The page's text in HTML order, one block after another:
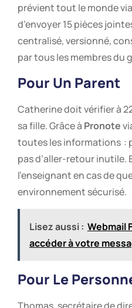
prévient tout le monde via
d’envoyer 15 pièces
centralisé, versionné,
par tous les membres du
Pour Un Parent
Catherine doit vérifier à
sa fille. Grâce à Pronote
toutes les informations :
pas d’aller-retour inutile.
l’enseignant en cas de
environnement sécurisé.
Lisez aussi : Webmail
accéder à votre
Pour Le
Thomas, secrétaire de